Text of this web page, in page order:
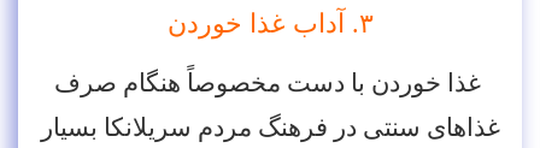
۳. آداب غذا خوردن
غذا خوردن با دست مخصوصاً هنگام صرف
غذاهای سنتی در فرهنگ مردم سریلانکا بسیار